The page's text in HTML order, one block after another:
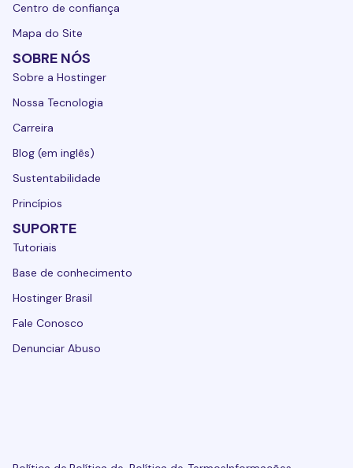
Centro de confiança
Mapa do Site
SOBRE NÓS
Sobre a Hostinger
Nossa Tecnologia
Carreira
Blog (em inglês)
Sustentabilidade
Princípios
SUPORTE
Tutoriais
Base de conhecimento
Hostinger Brasil
Fale Conosco
Denunciar Abuso